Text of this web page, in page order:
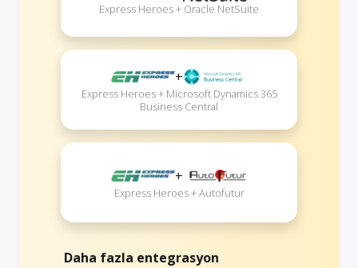
Express Heroes + Oracle NetSuite
+
Express Heroes + Microsoft Dynamics 365
Business Central
+
Express Heroes + Autofutur
Daha fazla entegrasyon